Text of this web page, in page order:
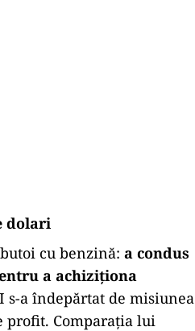
dolari
cu benzină: a condus
a achiziționa
s-a îndepărtat de misiunea
profit. Comparația lui